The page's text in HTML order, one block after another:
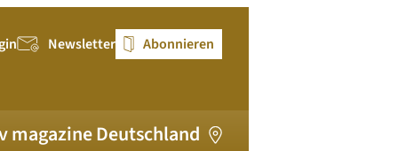
Newsletter Abonnieren
magazine Deutschland